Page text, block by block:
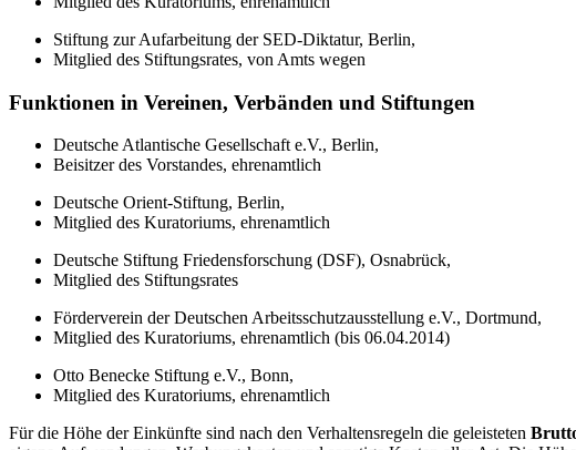
Stiftung zur Aufarbeitung der SED-Diktatur, Berlin,
Mitglied des Stiftungsrates, von Amts wegen
Funktionen in Vereinen, Verbänden und Stiftungen
Deutsche Atlantische Gesellschaft e.V., Berlin,
Beisitzer des Vorstandes, ehrenamtlich
Deutsche Orient-Stiftung, Berlin,
Mitglied des Kuratoriums, ehrenamtlich
Deutsche Stiftung Friedensforschung (DSF), Osnabrück,
Mitglied des Stiftungsrates
Förderverein der Deutschen Arbeitsschutzausstellung e.V., Dortmund,
Mitglied des Kuratoriums, ehrenamtlich (bis 06.04.2014)
Otto Benecke Stiftung e.V., Bonn,
Mitglied des Kuratoriums, ehrenamtlich
Für die Höhe der Einkünfte sind nach den Verhaltensregeln die geleisteten